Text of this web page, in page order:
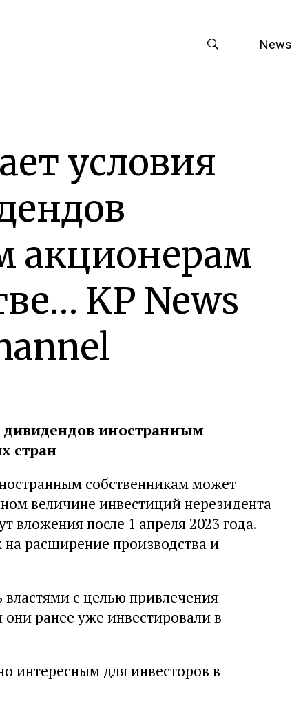
News
условия
акционерам
KP News
дивидендов иностранным
стран
собственникам может
величине инвестиций нерезидента
вложения после 1 апреля 2023 года.
на расширение производства и
с целью привлечения
ранее уже инвестировали в
интересным для инвесторов в